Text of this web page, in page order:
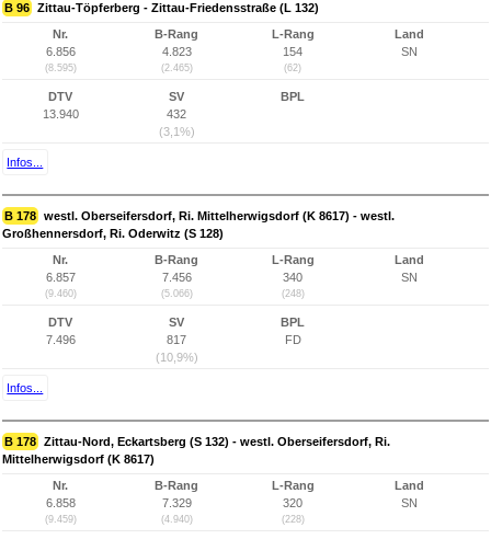
B 96 Zittau-Töpferberg - Zittau-Friedensstraße (L 132)
Nr.
6.856
(8.595)
B-Rang
4.823
(2.465)
L-Rang
154
(62)
Land
SN
DTV
13.940
SV
432
(3,1%)
BPL
Infos...
B 178 westl. Oberseifersdorf, Ri. Mittelherwigsdorf (K 8617) - westl.
Großhennersdorf, Ri. Oderwitz (S 128)
Nr.
6.857
(9.460)
B-Rang
7.456
(5.066)
L-Rang
340
(248)
Land
SN
DTV
7.496
SV
817
(10,9%)
BPL
FD
Infos...
B 178 Zittau-Nord, Eckartsberg (S 132) - westl. Oberseifersdorf, Ri.
Mittelherwigsdorf (K 8617)
Nr.
6.858
(9.459)
B-Rang
7.329
(4.940)
L-Rang
320
(228)
Land
SN